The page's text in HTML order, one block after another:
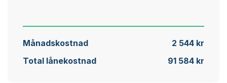
Månadskostnad
2 544 kr
Total lånekostnad
91 584 kr